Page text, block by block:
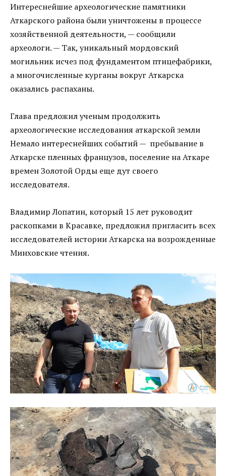
Интереснейшие археологические памятники
Аткарского района были уничтожены в процессе
хозяйственной деятельности, — сообщили
археологи. — Так, уникальный мордовский
могильник исчез под фундаментом птицефабрики,
а многочисленные курганы вокруг Аткарска
оказались распаханы.
Глава предложил ученым продолжить
археологические исследования аткарской земли
Немало интереснейших событий — пребывание в
Аткарске пленных французов, поселение на Аткаре
времен Золотой Орды еще дут своего
исследователя.
Владимир Лопатин, который 15 лет руководит
раскопками в Красавке, предложил пригласить всех
исследователей истории Аткарска на возрожденные
Минховские чтения.